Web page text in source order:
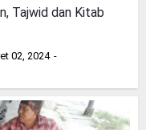
Tajwid dan Kitab
02, 2024